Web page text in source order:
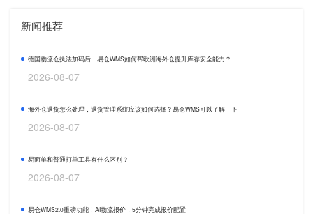
新闻推荐
德国物流仓执法加码后，易仓WMS如何帮欧洲海外仓提升库存安全能力？
2026-08-07
海外仓退货怎么处理，退货管理系统应该如何选择？易仓WMS可以了解一下
2026-08-07
易面单和普通打单工具有什么区别？
2026-08-07
易仓WMS2.0重磅功能！AI物流报价，5分钟完成报价配置